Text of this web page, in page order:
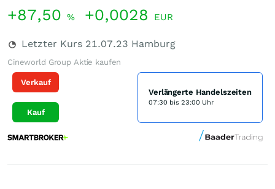
+87,50 % +0,0028 EUR
Letzter Kurs 21.07.23 Hamburg
Cineworld Group Aktie kaufen
Verkauf
Kauf
Verlängerte Handelszeiten
07:30 bis 23:00 Uhr